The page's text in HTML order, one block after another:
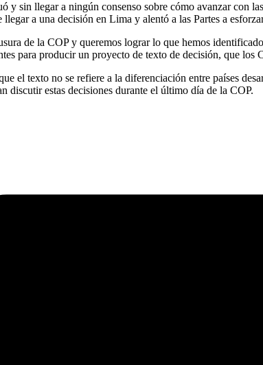
y sin llegar a ningún consenso sobre cómo avanzar con
llegar a una decisión en Lima y alentó a las Partes a
de la COP y queremos lograr lo que hemos
para producir un proyecto de texto de decisión, que los
el texto no se refiere a la diferenciación entre países
discutir estas decisiones durante el último día de la COP.